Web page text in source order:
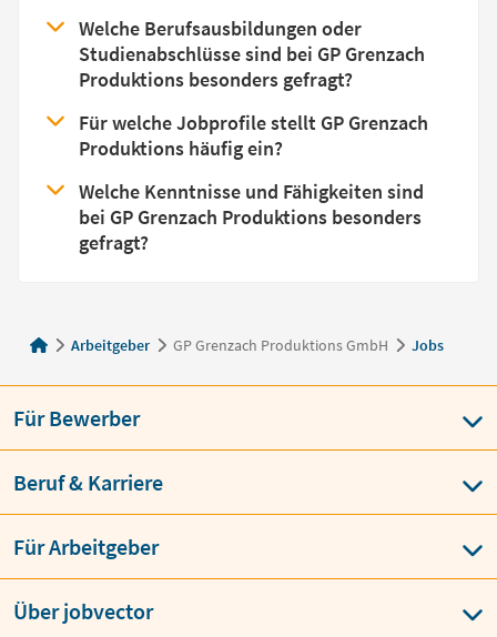
Welche Berufsausbildungen oder
Studienabschlüsse sind bei GP Grenzach
Produktions besonders gefragt?
Für welche Jobprofile stellt GP Grenzach
Produktions häufig ein?
Welche Kenntnisse und Fähigkeiten sind
bei GP Grenzach Produktions besonders
gefragt?
Arbeitgeber GP Grenzach Produktions GmbH Jobs
Für Bewerber
Beruf & Karriere
Für Arbeitgeber
Über jobvector